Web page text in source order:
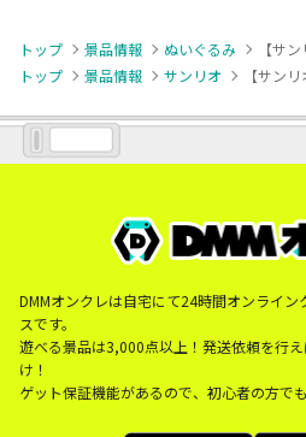
トップ 景品情報 ぬいぐるみ
トップ
景品情報 サンリオ
DMMオンクレは自宅にて24時間オンライ
スです。
遊べる景品は3,000点以上！発送依頼を行
け！
ゲット保証機能があるので、初心者の方で